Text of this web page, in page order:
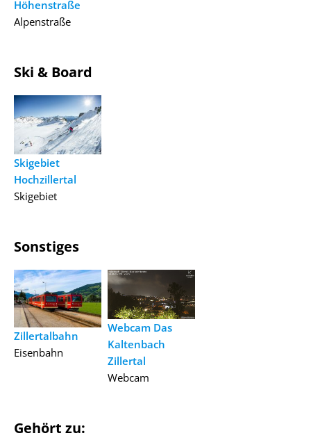
Höhenstraße
Alpenstraße
Ski & Board
Skigebiet
Hochzillertal
Skigebiet
Sonstiges
Zillertalbahn
Eisenbahn
Webcam Das
Kaltenbach
Zillertal
Webcam
Gehört zu: